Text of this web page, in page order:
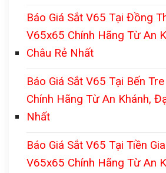
Báo Giá Sắt V65 Tại Đồng
V65x65 Chính Hãng Từ An
Châu Rẻ Nhất
Báo Giá Sắt V65 Tại Bến
Chính Hãng Từ An Khánh,
Nhất
Báo Giá Sắt V65 Tại Tiền
V65x65 Chính Hãng Từ An